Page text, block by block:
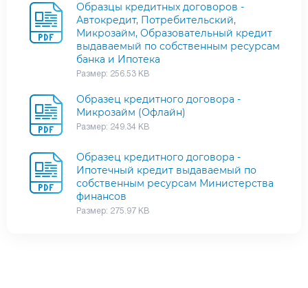
Образцы кредитных договоров -
Автокредит, Потребительский,
Микрозайм, Образовательный кредит
выдаваемый по собственным ресурсам
банка и Ипотека
Размер: 256.53 KB
Образец кредитного договора -
Микрозайм (Офлайн)
Размер: 249.34 KB
Образец кредитного договора -
Ипотечный кредит выдаваемый по
собственным ресурсам Министерства
финансов
Размер: 275.97 KB